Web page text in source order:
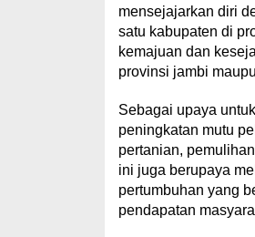
mensejajarkan diri
satu kabupaten di
kemajuan dan
provinsi jambi
Sebagai upaya
peningkatan mutu
pertanian,
ini juga berupaya
pertumbuhan yang
pendapatan